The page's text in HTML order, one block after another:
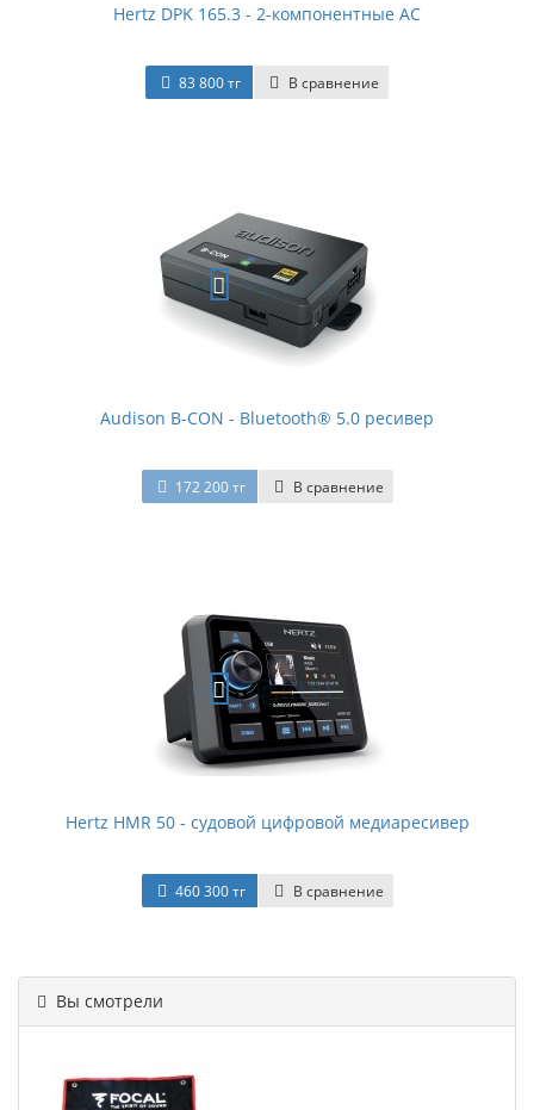
Hertz DPK 165.3 - 2-компонентные АС
83 800 тг В сравнение
Audison B-CON - Bluetooth® 5.0 ресивер
172 200 тг В сравнение
Hertz HMR 50 - судовой цифровой медиаресивер
460 300 тг В сравнение
Вы смотрели